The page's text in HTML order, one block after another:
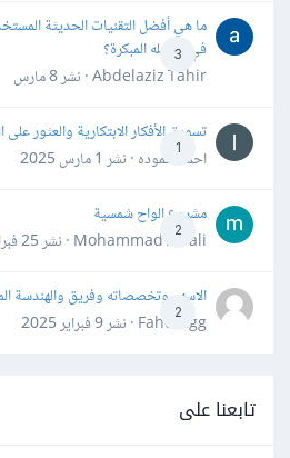
3
ما هي أفضل التقنيات الحديثة
في مراحله المبكرة؟
Abdelaziz Tahir · نشر
8 مارس
1
تسويق الأفكار الابتكارية والعثور على
احمد حموده · نشر 1 مارس 2025
2
مشروع الواح شمسية
Mohammad Awali · نشر
25 فبراير 2025
2
الاسهم وتخصصاته وفريق والهندسة
Fahd Ggg · نشر
9 فبراير 2025
تابعنا على